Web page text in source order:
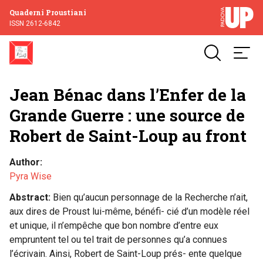
Quaderni Proustiani
ISSN 2612-6842
Jean Bénac dans l’Enfer de la
Grande Guerre : une source de
Robert de Saint-Loup au front
Author
Pyra Wise
Abstract Bien qu’aucun personnage de la Recherche n’ait,
aux dires de Proust lui-même, bénéfi- cié d’un modèle réel
et unique, il n’empêche que bon nombre d’entre eux
empruntent tel ou tel trait de personnes qu’a connues
l’écrivain. Ainsi, Robert de Saint-Loup prés- ente quelque